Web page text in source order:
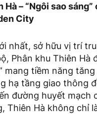
Hà – “Ngôi sao sáng”
City
nhất, sở hữu vị trí
Phân khu Thiên Hà
mang tiềm năng
hạ tầng giao thông
đường huyết mạch
Thiên Hà không chỉ